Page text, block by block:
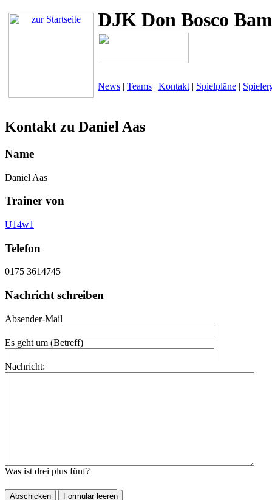
DJK Don Bosco
News | Teams | Kontakt | Spielpläne |
Kontakt zu Daniel Aas
Name
Daniel Aas
Trainer von
U14w1
Telefon
0175 3614745
Nachricht schreiben
Absender-Mail
Es geht um (Betreff)
Nachricht:
Was ist drei plus fünf?